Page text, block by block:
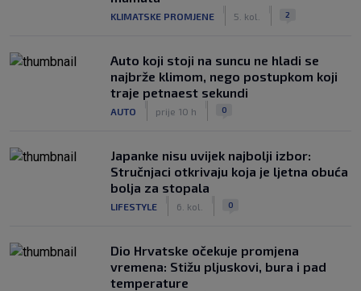
KLIMATSKE PROMJENE 5. kol. 2
Auto koji stoji na suncu ne hladi se
najbrže klimom, nego postupkom koji
traje petnaest sekundi
AUTO prije 10 h 0
Japanke nisu uvijek najbolji izbor:
Stručnjaci otkrivaju koja je ljetna obuća
bolja za stopala
LIFESTYLE 6. kol. 0
Dio Hrvatske očekuje promjena
vremena: Stižu pljuskovi, bura i pad
temperature